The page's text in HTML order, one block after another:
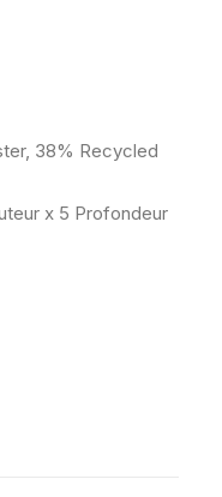
38% Recycled
x 5 Profondeur